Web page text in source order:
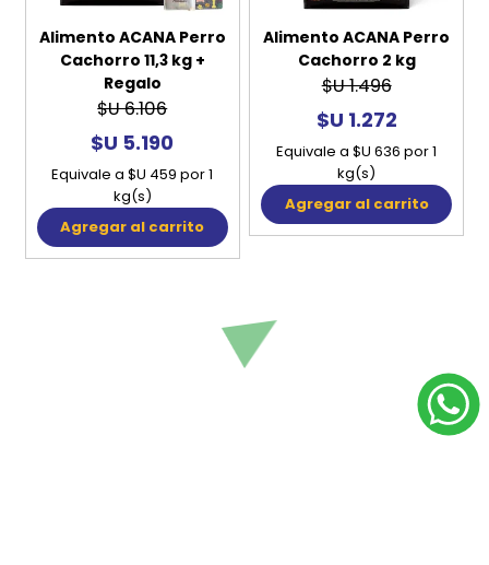
Alimento ACANA Perro
Cachorro 11,3 kg +
Regalo
$U 6.106
$U 5.190
Equivale a $U 459 por 1
kg(s)
Agregar al carrito
Alimento ACANA Perro
Cachorro 2 kg
$U 1.496
$U 1.272
Equivale a $U 636 por 1
kg(s)
Agregar al carrito